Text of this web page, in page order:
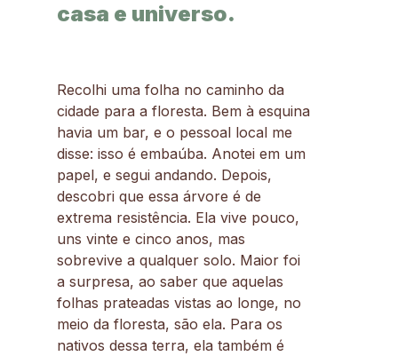
casa e universo.
Recolhi uma folha no caminho da
cidade para a floresta. Bem à esquina
havia um bar, e o pessoal local me
disse: isso é embaúba. Anotei em um
papel, e segui andando. Depois,
descobri que essa árvore é de
extrema resistência. Ela vive pouco,
uns vinte e cinco anos, mas
sobrevive a qualquer solo. Maior foi
a surpresa, ao saber que aquelas
folhas prateadas vistas ao longe, no
meio da floresta, são ela. Para os
nativos dessa terra, ela também é